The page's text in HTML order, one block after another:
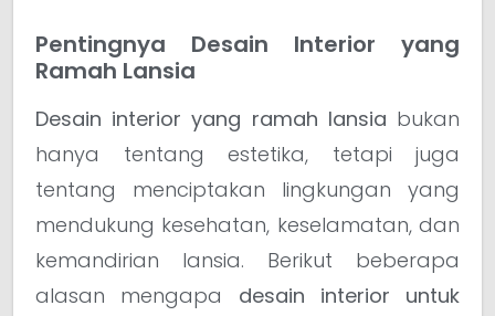
Pentingnya Desain Interior yang
Ramah Lansia
Desain interior yang ramah lansia bukan
hanya tentang estetika, tetapi juga
tentang menciptakan lingkungan yang
mendukung kesehatan, keselamatan, dan
kemandirian lansia. Berikut beberapa
alasan mengapa desain interior untuk